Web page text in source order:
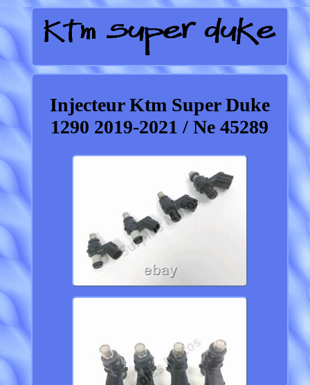
Injecteur Ktm Super Duke
1290 2019-2021 / Ne 45289